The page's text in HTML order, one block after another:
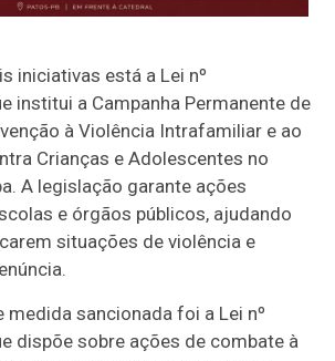
iniciativas está a Lei nº
institui a Campanha Permanente de
à Violência Intrafamiliar e ao
Crianças e Adolescentes no
A legislação garante ações
e órgãos públicos, ajudando
situações de violência e
medida sancionada foi a Lei nº
dispõe sobre ações de combate à